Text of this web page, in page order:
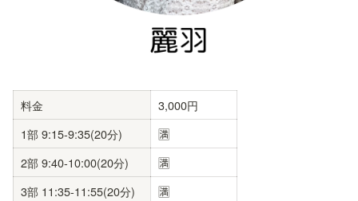
料金
3,000円
1部 9:15-9:35(20分)
🈵
2部 9:40-10:00(20分)
🈵
3部 11:35-11:55(20分)
🈵